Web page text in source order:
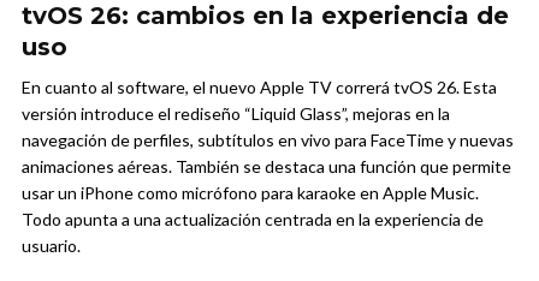
tvOS 26: cambios en la experiencia de
uso
En cuanto al software, el nuevo Apple TV correrá tvOS 26. Esta
versión introduce el rediseño “Liquid Glass”, mejoras en la
navegación de perfiles, subtítulos en vivo para FaceTime y nuevas
animaciones aéreas. También se destaca una función que permite
usar un iPhone como micrófono para karaoke en Apple Music.
Todo apunta a una actualización centrada en la experiencia de
usuario.